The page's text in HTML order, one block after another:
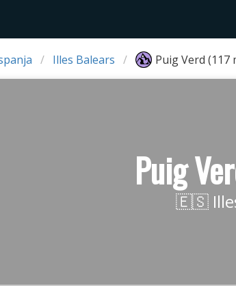
Illes Balears Puig Verd (117
Puig
🇪🇸